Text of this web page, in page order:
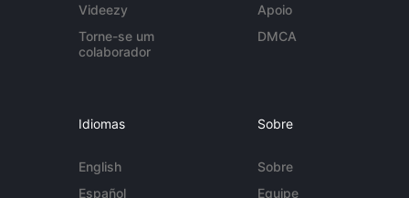
Videezy
Torne-se um
colaborador
Apoio
DMCA
Idiomas
English
Español
Sobre
Sobre
Equipe